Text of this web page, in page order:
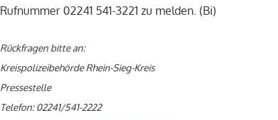
Rufnummer 02241 541-3221 zu melden. (Bi)
Rückfragen bitte an:
Kreispolizeibehörde Rhein-Sieg-Kreis
Pressestelle
Telefon: 02241/541-2222